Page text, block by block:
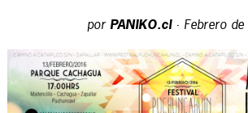
por PANIKO.cl· Febrero